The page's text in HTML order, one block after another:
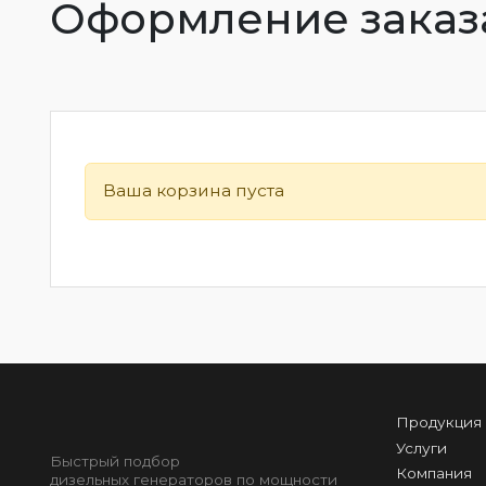
Оформление
Ваша корзина пуста
Быстрый подбор
дизельных генераторов по мощности
Продукция
Услуги
Компания